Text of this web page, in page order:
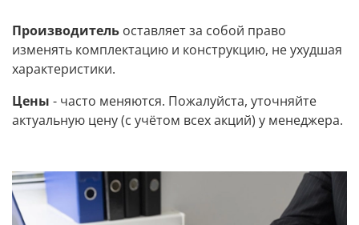
Производитель оставляет за собой право
изменять комплектацию и конструкцию, не ухудшая
характеристики.
Цены - часто меняются. Пожалуйста, уточняйте
актуальную цену (с учётом всех акций) у менеджера.